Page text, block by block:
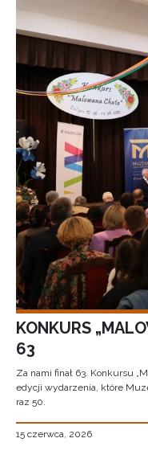
KONKURS
63
Za nami finał 63. Konkursu
edycji wydarzenia, które
raz 50.
15 czerwca, 2026